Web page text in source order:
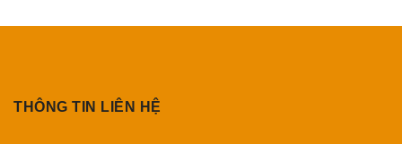
THÔNG TIN LIÊN HỆ